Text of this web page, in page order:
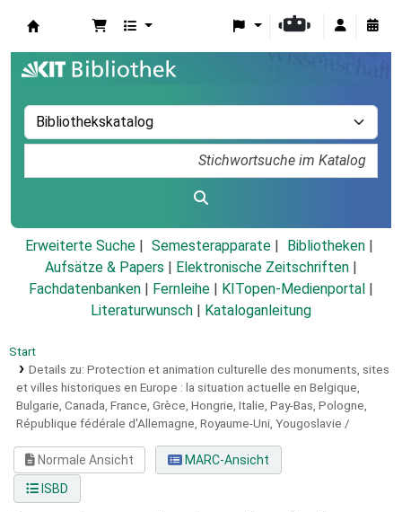
Erweiterte Suche Semesterapparate
Bibliotheken
Aufsätze & Papers
Elektronische Zeitschriften
Fachdatenbanken
Fernleihe KITopen-Medienportal
Literaturwunsch
Kataloganleitung
Start
Details zu: Protection et animation culturelle des monuments, sites
et villes historiques en Europe : la situation actuelle en Belgique,
Bulgarie, Canada, France, Grèce, Hongrie, Italie, Pay-Bas, Pologne,
République fédérale d'Allemagne, Royaume-Uni, Yougoslavie /
Normale Ansicht
MARC-Ansicht
ISBD